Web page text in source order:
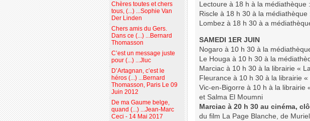
Lectoure à 18 h à la médiathèque
Riscle à 18 h 30 à la médiathèque
Lombez à 18 h 30 à a
SAMEDI 1ER JUIN
Nogaro à 10 h 30 à la
Le Houga à 10 h 30 à la
Marciac à 10 h 30 à la librairie «
Fleurance à 10 h 30 à la librairie
Vic-en-Bigorre à 10 h à la librairie
et Salma El Moumni
Marciac à 20 h 30 au cinéma,
du film La Page Blanche, de
Chères toutes et chers
tous, (...) ...Sophie Van
Der Linden
Chers amis du Gers.
Dans ce (...) ...Bernard
Thomasson
C’est un message juste
pour (...) ...Jluc
D’Artagnan, c’est le
héros (...) ...Bernard
Thomasson, Paris Le 09
Juin 2012
De ma Gaume belge,
quand (...) ...Jean-Marc
Ceci - 14 Mai 2017